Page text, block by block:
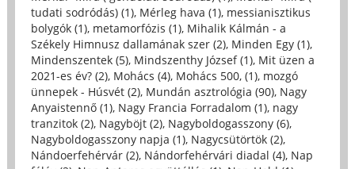
tudati sodródás) (1), Mérleg hava (1), messianisztikus
bolygók (1), metamorfózis (1), Mihalik Kálmán - a
Székely Himnusz dallamának szer (2), Minden Egy (1),
Mindenszentek (5), Mindszenthy József (1), Mit üzen a
2021-es év? (2), Mohács (4), Mohács 500, (1), mozgó
ünnepek - Húsvét (2), Mundán asztrológia (90), Nagy
Anyaistennő (1), Nagy Francia Forradalom (1), nagy
tranzitok (2), Nagyböjt (2), Nagyboldogasszony (6),
Nagyboldogasszony napja (1), Nagycsütörtök (2),
Nándoerfehérvár (2), Nándorfehérvári diadal (4), Nap